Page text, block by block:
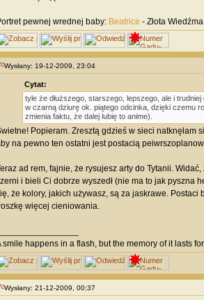
pewnej wrednej baby: Beatrice - Złota
Wysłany: 19-12-2009, 23:04
Cytat:
tyle że dłuższego, starszego, lepszego, ale i
w czarną dziurę ok. piątego odcinka, dzięki czemu
zmienia faktu, że dalej lubię to anime).
Popieram. Zresztą gdzieś w sieci natknęłam
na pewno ten ostatni jest postacią
ad rem, fajnie, że rysujesz arty do Tytanii.
i bieli Ci dobrze wyszedł (nie ma to jak pyszna
że kolory, jakich używasz, są za jaskrawe.
więcej cieniowania.
smile happens in a flash, but the memory of it lasts
Wysłany: 21-12-2009, 00:37